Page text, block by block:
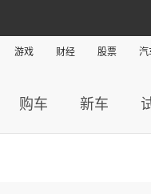
游戏 财经 股票 汽
购车 新车